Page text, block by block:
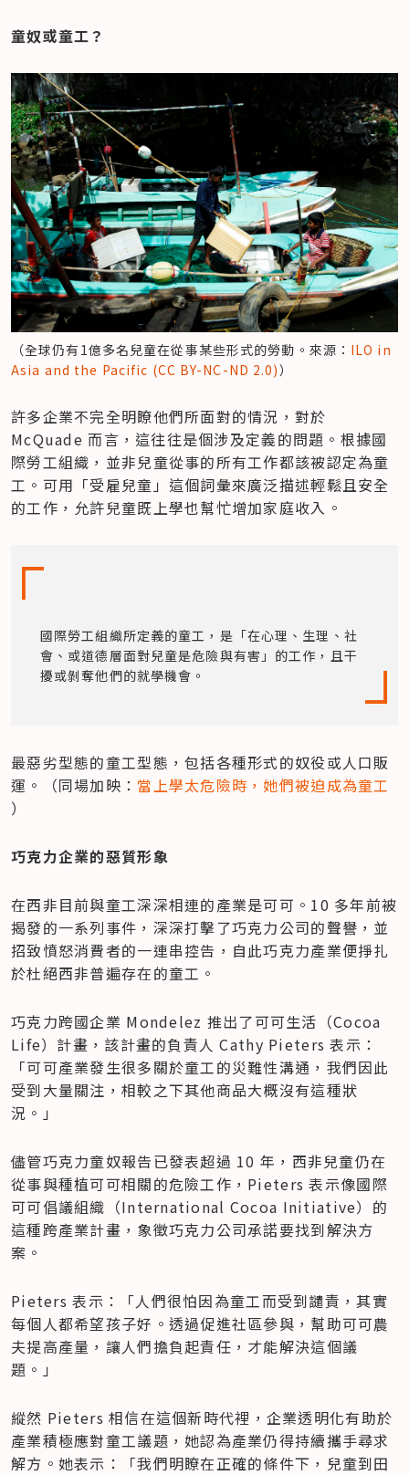
童奴或童工？
（全球仍有1億多名兒童在從事某些形式的勞動。來源： ILO in
Asia and the Pacific (CC BY-NC-ND 2.0)）
許多企業不完全明瞭他們所面對的情況，對於
McQuade 而言，這往往是個涉及定義的問題。根據國
際勞工組織，並非兒童從事的所有工作都該被認定為童
工。可用「受雇兒童」這個詞彙來廣泛描述輕鬆且安全
的工作，允許兒童既上學也幫忙增加家庭收入。
國際勞工組織所定義的童工，是「在心理、生理、社
會、或道德層面對兒童是危險與有害」的工作，且干
擾或剝奪他們的就學機會。
最惡劣型態的童工型態，包括各種形式的奴役或人口販
運。（同場加映： 當上學太危險時，她們被迫成為童工
）
巧克力企業的惡質形象
在西非目前與童工深深相連的產業是可可。10 多年前被
揭發的一系列事件，深深打擊了巧克力公司的聲譽，並
招致憤怒消費者的一連串控告，自此巧克力產業便掙扎
於杜絕西非普遍存在的童工。
巧克力跨國企業 Mondelez 推出了可可生活（Cocoa
Life）計畫，該計畫的負責人 Cathy Pieters 表示：
「可可產業發生很多關於童工的災難性溝通，我們因此
受到大量關注，相較之下其他商品大概沒有這種狀
況。」
儘管巧克力童奴報告已發表超過 10 年，西非兒童仍在
從事與種植可可相關的危險工作，Pieters 表示像國際
可可倡議組織（International Cocoa Initiative）的
這種跨產業計畫，象徵巧克力公司承諾要找到解決方
案。
Pieters 表示：「人們很怕因為童工而受到譴責，其實
每個人都希望孩子好。透過促進社區參與，幫助可可農
夫提高產量，讓人們擔負起責任，才能解決這個議
題。」
縱然 Pieters 相信在這個新時代裡，企業透明化有助於
產業積極應對童工議題，她認為產業仍得持續攜手尋求
解方。她表示：「我們明瞭在正確的條件下，兒童到田